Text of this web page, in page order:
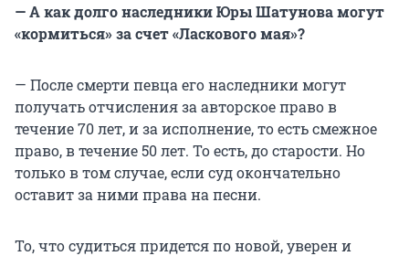
— А как долго наследники Юры Шатунова могут
«кормиться» за счет «Ласкового мая»?
— После смерти певца его наследники могут
получать отчисления за авторское право в
течение 70 лет, и за исполнение, то есть смежное
право, в течение 50 лет. То есть, до старости. Но
только в том случае, если суд окончательно
оставит за ними права на песни.
То, что судиться придется по новой, уверен и